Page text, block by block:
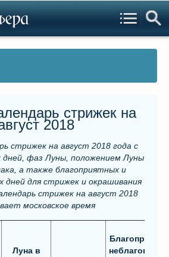
стрижек на
2018
стрижек на август 2018 года с
дней, фаз Луны, положением Луны
а также благоприятных и
дней для стрижек и окрашивания
стрижек на август 2018
московское время
Луна в